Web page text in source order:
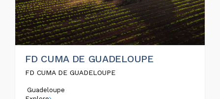
FD CUMA DE GUADELOUPE
FD CUMA DE GUADELOUPE
Guadeloupe